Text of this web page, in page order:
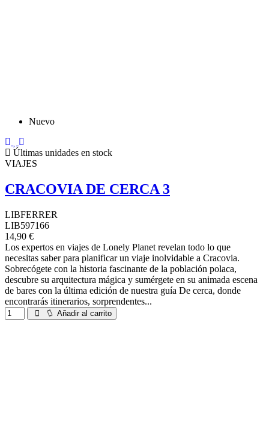
Nuevo
Últimas unidades en stock
VIAJES
CRACOVIA DE CERCA 3
LIBFERRER
LIB597166
14,90 €
Los expertos en viajes de Lonely Planet revelan todo lo que
necesitas saber para planificar un viaje inolvidable a Cracovia.
Sobrecógete con la historia fascinante de la población polaca,
descubre su arquitectura mágica y sumérgete en su animada escena
de bares con la última edición de nuestra guía De cerca, donde
encontrarás itinerarios, sorprendentes...
Añadir al carrito